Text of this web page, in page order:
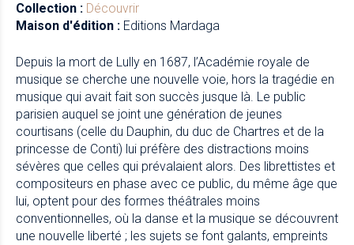
Collection : Découvrir
Maison d'édition : Editions Mardaga
Depuis la mort de Lully en 1687, l’Académie royale de
musique se cherche une nouvelle voie, hors la tragédie en
musique qui avait fait son succès jusque là. Le public
parisien auquel se joint une génération de jeunes
courtisans (celle du Dauphin, du duc de Chartres et de la
princesse de Conti) lui préfère des distractions moins
sévères que celles qui prévalaient alors. Des librettistes et
compositeurs en phase avec ce public, du même âge que
lui, optent pour des formes théâtrales moins
conventionnelles, où la danse et la musique se découvrent
une nouvelle liberté ; les sujets se font galants, empreints